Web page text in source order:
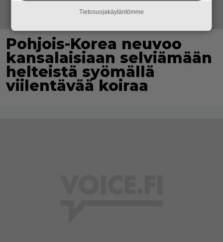
Pohjois-Korea neuvoo
kansalaisiaan selviämään
helteistä syömällä
viilentävää koiraa
Tietosuojakäytäntömme